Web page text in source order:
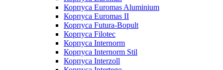
Корпуса Euromas Aluminium
Корпуса Euromas II
Корпуса Futura-Bopult
Корпуса Filotec
Корпуса Internorm
Корпуса Internorm Stil
Корпуса Interzoll